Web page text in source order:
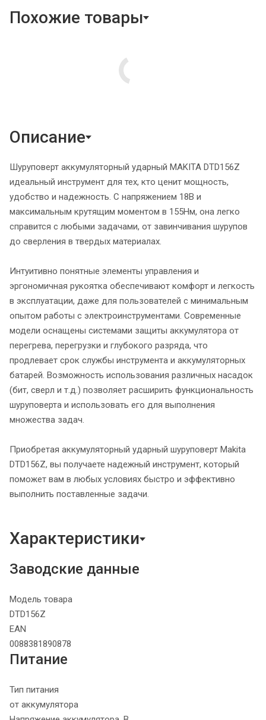
Похожие товары
Описание
Шуруповерт аккумуляторный ударный MAKITA DTD156Z
идеальный инструмент для тех, кто ценит мощность,
удобство и надежность. С напряжением 18В и
максимальным крутящим моментом в 155Нм, она легко
справится с любыми задачами, от завинчивания шурупов
до сверления в твердых материалах.
Интуитивно понятные элементы управления и
эргономичная рукоятка обеспечивают комфорт и легкость
в эксплуатации, даже для пользователей с минимальным
опытом работы с электроинструментами. Современные
модели оснащены системами защиты аккумулятора от
перегрева, перегрузки и глубокого разряда, что
продлевает срок службы инструмента и аккумуляторных
батарей. Возможность использования различных насадок
(бит, сверл и т.д.) позволяет расширить функциональность
шуруповерта и использовать его для выполнения
множества задач.
Приобретая аккумуляторный ударный шуруповерт Makita
DTD156Z, вы получаете надежный инструмент, который
поможет вам в любых условиях быстро и эффективно
выполнить поставленные задачи.
Характеристики
Заводские данные
Модель товара
DTD156Z
EAN
0088381890878
Питание
Тип питания
от аккумулятора